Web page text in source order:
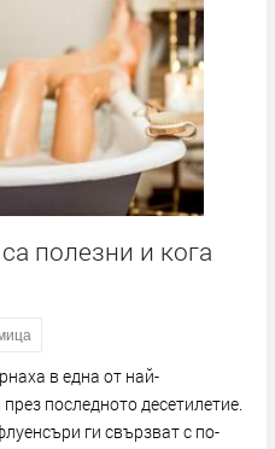
полезни и кога
в една от най-
последното десетилетие.
ги свързват с по-